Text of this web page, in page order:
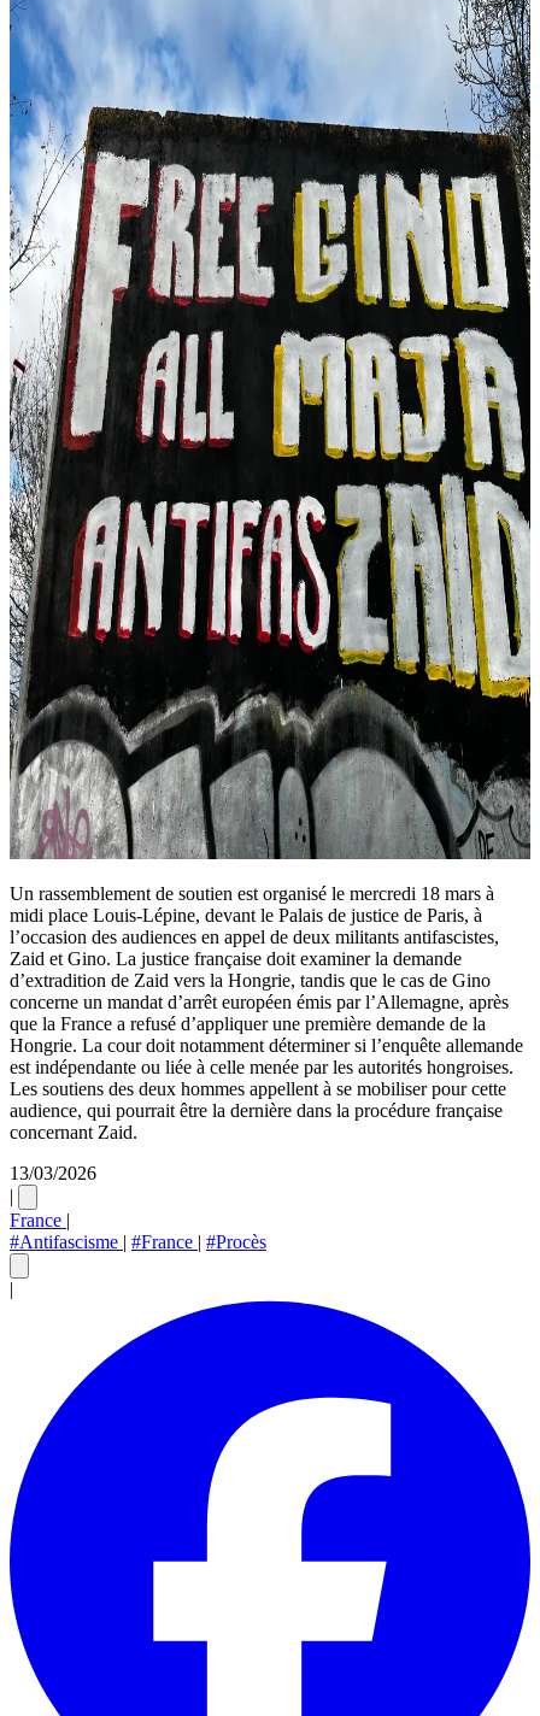
Un rassemblement de soutien est organisé le mercredi 18 mars à
midi place Louis-Lépine, devant le Palais de justice de Paris, à
l’occasion des audiences en appel de deux militants antifascistes,
Zaid et Gino. La justice française doit examiner la demande
d’extradition de Zaid vers la Hongrie, tandis que le cas de Gino
concerne un mandat d’arrêt européen émis par l’Allemagne, après
que la France a refusé d’appliquer une première demande de la
Hongrie. La cour doit notamment déterminer si l’enquête allemande
est indépendante ou liée à celle menée par les autorités hongroises.
Les soutiens des deux hommes appellent à se mobiliser pour cette
audience, qui pourrait être la dernière dans la procédure française
concernant Zaid.
13/03/2026
|
France |
#Antifascisme | #France | #Procès
|